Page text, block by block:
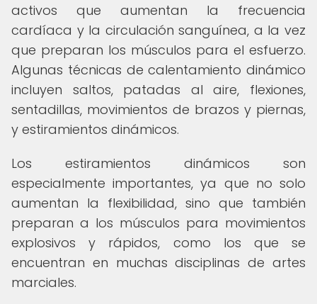
activos que aumentan la frecuencia
cardíaca y la circulación sanguínea, a la vez
que preparan los músculos para el esfuerzo.
Algunas técnicas de calentamiento dinámico
incluyen saltos, patadas al aire, flexiones,
sentadillas, movimientos de brazos y piernas,
y estiramientos dinámicos.
Los estiramientos dinámicos son
especialmente importantes, ya que no solo
aumentan la flexibilidad, sino que también
preparan a los músculos para movimientos
explosivos y rápidos, como los que se
encuentran en muchas disciplinas de artes
marciales.